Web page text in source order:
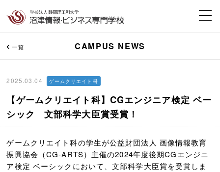
CAMPUS NEWS
一覧
2025.03.04 ゲームクリエイト科
【ゲームクリエイト科】CGエンジニア検定 ベー
シック 文部科学大臣賞受賞！
ゲームクリエイト科の学生が公益財団法人 画像情報教育
振興協会（CG-ARTS）主催の2024年度後期CGエンジニ
ア検定 ベーシックにおいて、文部科学大臣賞を受賞しま